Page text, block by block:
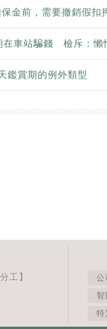
金前，需要撤銷假扣
在車站騙錢 檢斥：懶
鑑賞期的例外類型
工】 公
智
特